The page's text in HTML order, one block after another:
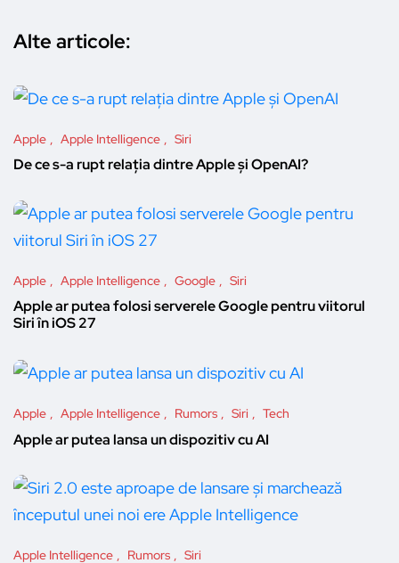
Alte articole:
Apple Apple Intelligence Siri
De ce s-a rupt relația dintre Apple și OpenAI?
Apple Apple Intelligence Google Siri
Apple ar putea folosi serverele Google pentru viitorul
Siri în iOS 27
Apple Apple Intelligence Rumors Siri Tech
Apple ar putea lansa un dispozitiv cu AI
Apple Intelligence Rumors Siri